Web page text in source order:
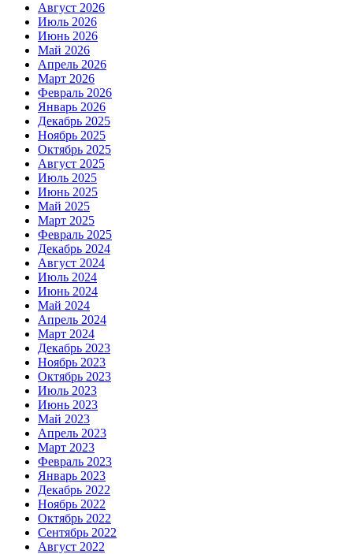
Август 2026
Июль 2026
Июнь 2026
Май 2026
Апрель 2026
Март 2026
Февраль 2026
Январь 2026
Декабрь 2025
Ноябрь 2025
Октябрь 2025
Август 2025
Июль 2025
Июнь 2025
Май 2025
Март 2025
Февраль 2025
Декабрь 2024
Август 2024
Июль 2024
Июнь 2024
Май 2024
Апрель 2024
Март 2024
Декабрь 2023
Ноябрь 2023
Октябрь 2023
Июль 2023
Июнь 2023
Май 2023
Апрель 2023
Март 2023
Февраль 2023
Январь 2023
Декабрь 2022
Ноябрь 2022
Октябрь 2022
Сентябрь 2022
Август 2022